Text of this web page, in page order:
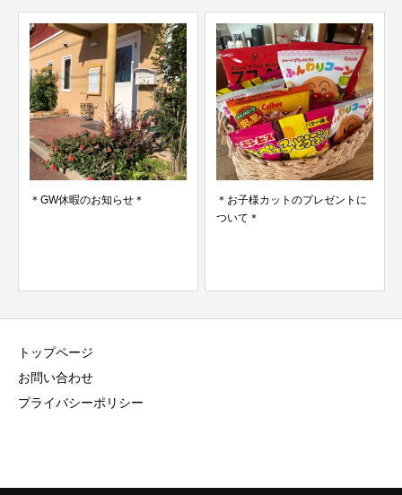
＊GW休暇のお知らせ＊
＊お子様カットのプレゼントに
ついて＊
トップページ
お問い合わせ
プライバシーポリシー